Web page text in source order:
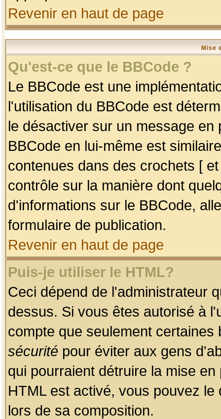
Revenir en haut de page
Mise
Qu'est-ce que le BBCode ?
Le BBCode est une
l'utilisation du BBCode est
le désactiver sur un message
BBCode en lui-même est
contenues dans des crochets [
contrôle sur la manière dont
d'informations sur le BBCode,
formulaire de publication.
Revenir en haut de page
Puis-je utiliser le HTML?
Ceci dépend de l'administrateur
dessus. Si vous êtes autorisé à
compte que seulement
sécurité pour éviter aux gens
qui pourraient détruire la mise
HTML est activé, vous pouvez
lors de sa composition.